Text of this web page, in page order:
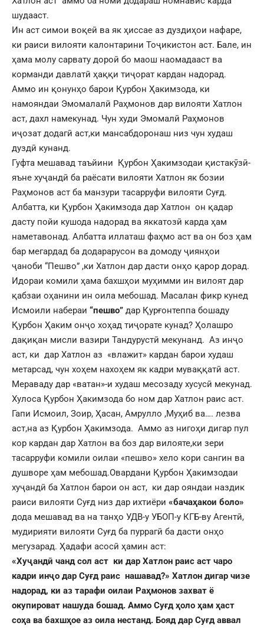
шудааст.
Ин аст симои воқеӣ ва як ҳиссае аз дуздиҳои нафаре,
ки раиси вилояти калонтарини Тоҷикистон аст. Бале, ин
ҳама молу сарвату дороӣ бо маош наомадааст ва
корманди давлатӣ ҳаққи тиҷорат кардан надорад.
Аммо ин қонунҳо барои Қурбон Ҳакимзода, ки
намояндаи Эмомалалӣ Раҳмонов дар вилояти Хатлон
аст, дахл намекунад. Чун худи Эмомалӣ Раҳмонов
иҷозат додагӣ аст,ки мансабдоронаш низ чун худаш
дуздӣ кунанд.
Гуфта мешавад таъйини Қурбон Ҳакимзодаи қистакӯзӣ-
яъне хуҷандӣ ба раёсати вилояти Хатлон як бозии
Раҳмонов аст ба манзури тасарруфи вилояти Суғд.
Албатта, ки Қурбон Ҳакимзода дар Хатлон он қадар
дасту пойи кушода надорад ва яккатозӣ карда ҳам
наметавонад. Албатта иллаташ фаҳмо аст ва он боз ҳам
бар мегардад ба додарарусон ва домоду ҷиянҳои
ҷаноби “Пешво” ,ки Хатлон дар дасти онҳо қарор дорад.
Идораи комили ҳама бахшҳои муҳимми ин вилоят дар
қабзаи оҳанини ин оила мебошад. Масалан фикр кунед
Исмоили набераи “пешво” дар Қурғонтеппа бошаду
Қурбон Ҳаким онҷо хоҳад тиҷорате кунад? Ҳолашро
дақиқан мисли вазири Тандурустӣ мекунанд. Аз инҷо
аст, ки дар Хатлон аз «влажит» кардан барои худаш
метарсад, чун хоҳем нахоҳем як кадри муваққатӣ аст.
Мераваду дар «ватан»-и худаш месозаду хусусӣ мекунад.
Хулоса Қурбон Ҳакимзода бо ном дар Хатлон раис аст.
Гапи Исмоил, Зоир, Ҳасан, Амрулло ,Муҳиб ва…. лезва
аст,на аз Қурбон Ҳакимзода. Аммо аз нигоҳи дигар пул
кор кардан дар Хатлон ва боз дар вилояте,ки зери
тасарруфи комили оилаи «пешво» хело кори сангин ва
душворе ҳам мебошад.Овардани Қурбон Ҳакимзодаи
хуҷандӣ ба Хатлон барои он аст, ки дар ояндаи наздик
раиси вилояти Суғд низ дар ихтиёри «бачаҳакои боло»
дода мешавад ва на танҳо УДВ-у УБОП-у КГБ-ву Агентӣ,
мудирияти вилояти Суғд ба пуррагӣ ба дасти онҳо
мегузарад. Ҳадафи асосӣ ҳамин аст:
«Хуҷандӣ чанд сол аст ки дар Хатлон раис аст чаро
кадри инҷо дар Суғд раис нашавад?» Хатлон дигар чизе
надорад, ки аз тарафи оилаи Раҳмонов захват ё
окупироват нашуда бошад. Аммо Суғд ҳоло ҳам ҳаст
соҳа ва бахшҳое аз оила нестанд. Бояд дар Суғд аввал